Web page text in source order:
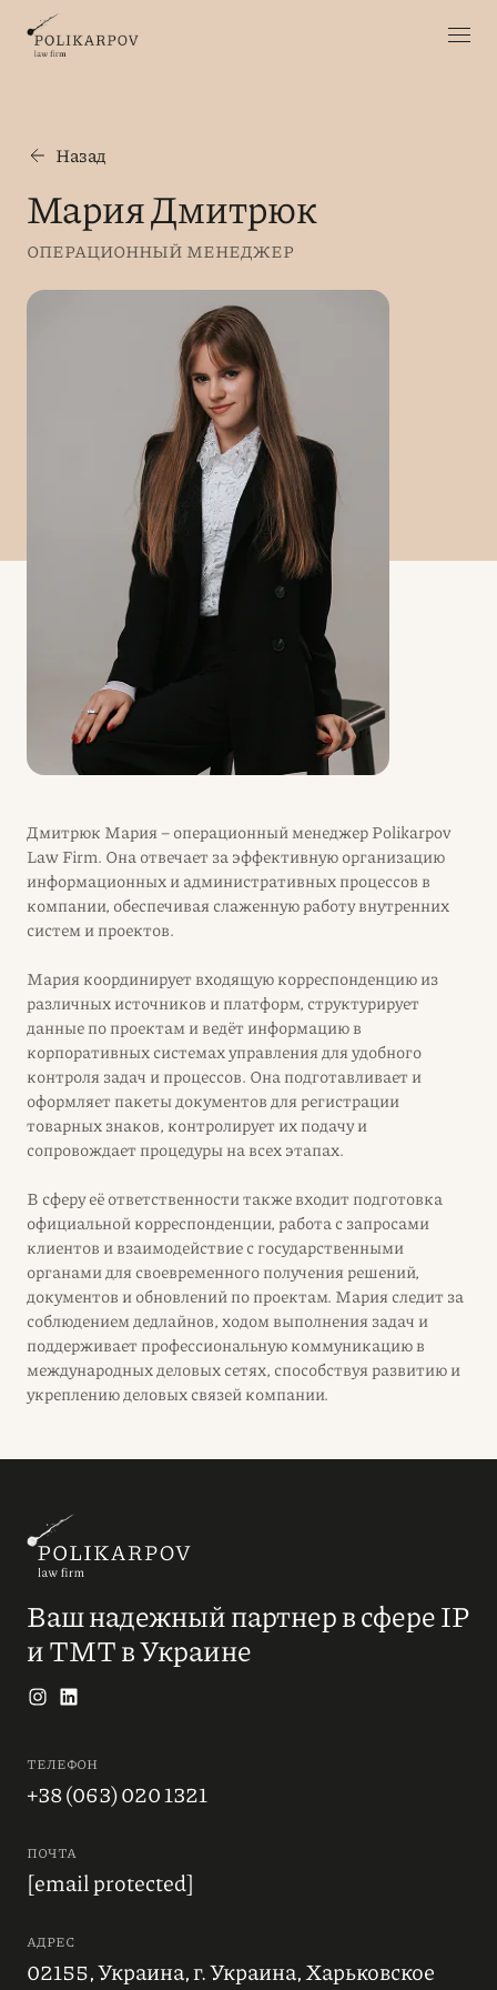
Назад
Мария Дмитрюк
ОПЕРАЦИОННЫЙ МЕНЕДЖЕР
Дмитрюк Мария – операционный менеджер Polikarpov
Law Firm. Она отвечает за эффективную организацию
информационных и административных процессов в
компании, обеспечивая слаженную работу внутренних
систем и проектов.
Мария координирует входящую корреспонденцию из
различных источников и платформ, структурирует
данные по проектам и ведёт информацию в
корпоративных системах управления для удобного
контроля задач и процессов. Она подготавливает и
оформляет пакеты документов для регистрации
товарных знаков, контролирует их подачу и
сопровождает процедуры на всех этапах.
В сферу её ответственности также входит подготовка
официальной корреспонденции, работа с запросами
клиентов и взаимодействие с государственными
органами для своевременного получения решений,
документов и обновлений по проектам. Мария следит за
соблюдением дедлайнов, ходом выполнения задач и
поддерживает профессиональную коммуникацию в
международных деловых сетях, способствуя развитию и
укреплению деловых связей компании.
Ваш надежный партнер в сфере IP
и ТМТ в Украине
ТЕЛЕФОН
+38 (063) 020 1321
ПОЧТА
[email protected]
АДРЕС
02155, Украина, г. Украина, Харьковское